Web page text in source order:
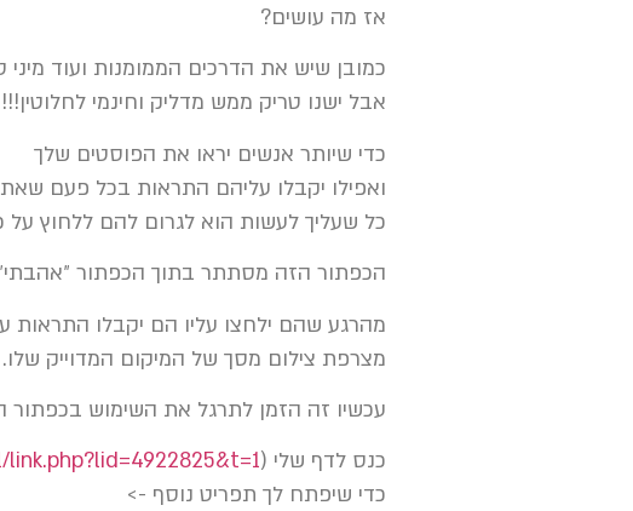
אז מה עושים?
כמובן שיש את הדרכים הממומנות ועוד
אבל ישנו טריק ממש מדליק וחינמי לחלוטין!!!
כדי שיותר אנשים יראו את הפוסטים שלך
ואפילו יקבלו עליהם התראות בכל פעם
כל שעליך לעשות הוא לגרום להם ללחוץ
הכפתור הזה מסתתר בתוך הכפתור
מהרגע שהם ילחצו עליו הם יקבלו
מצרפת צילום מסך של המיקום המדוייק שלו.
עכשיו זה הזמן לתרגל את השימוש בכפתור
כנס לדף שלי (
כדי שיפתח לך תפריט נוסף ->